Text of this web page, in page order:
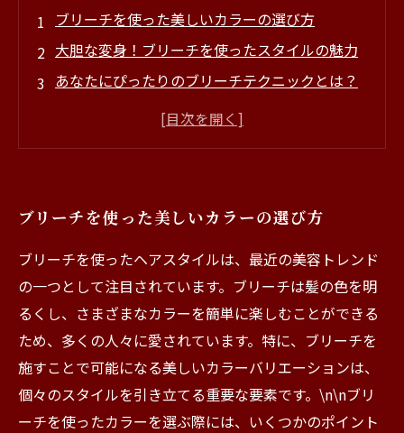
ブリーチを使った美しいカラーの選び方
大胆な変身！ブリーチを使ったスタイルの魅力
あなたにぴったりのブリーチテクニックとは？
ブリーチ後のケア法：魅力を持続させる秘訣
ブリーチを使った美しいカラーの選び方
ブリーチを使ったヘアスタイルは、最近の美容トレンド
の一つとして注目されています。ブリーチは髪の色を明
るくし、さまざまなカラーを簡単に楽しむことができる
ため、多くの人々に愛されています。特に、ブリーチを
施すことで可能になる美しいカラーバリエーションは、
個々のスタイルを引き立てる重要な要素です。\n\nブリ
ーチを使ったカラーを選ぶ際には、いくつかのポイント